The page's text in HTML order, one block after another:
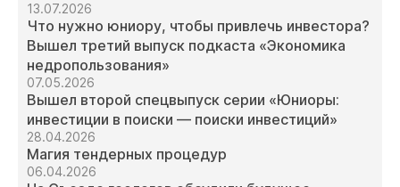
13.07.2026
Что нужно юниору, чтобы привлечь инвестора?
Вышел третий выпуск подкаста «Экономика
недропользования»
07.05.2026
Вышел второй спецвыпуск серии «Юниоры:
инвестиции в поиски — поиски инвестиций»
28.04.2026
Магия тендерных процедур
06.04.2026